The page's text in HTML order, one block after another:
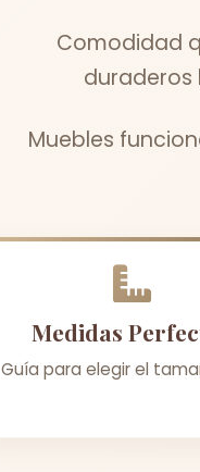
Comodidad
duraderos
Muebles
Medidas
Guía para elegir el